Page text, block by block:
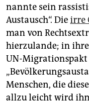
nannte sein
Austausch“. Dieirre
man von
hierzulande; in
UN-Migrationspakt
Menschen, die
allzu leicht wird